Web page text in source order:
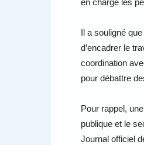
en charge les
Il a souligné
d’encadrer le
coordination
pour débattre
Pour rappel,
publique et le
Journal officiel